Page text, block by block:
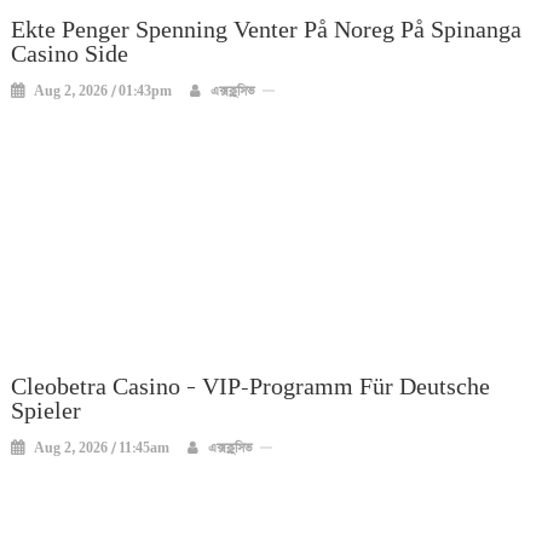
Ekte Penger Spenning Venter På Noreg På Spinanga
Casino Side
Aug 2, 2026 / 01:43pm এক্সক্লুসিভ
Cleobetra Casino – VIP-Programm Für Deutsche
Spieler
Aug 2, 2026 / 11:45am এক্সক্লুসিভ